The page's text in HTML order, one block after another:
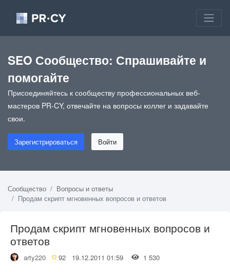
SEO Сообщество: Спрашивайте и
помогайте
Присоединяйтесь к сообществу профессиональных веб-
мастеров PR-CY, отвечайте на вопросы коллег и задавайте
свои.
Зарегистрироваться Войти
Сообщество
Вопросы и ответы
Продам скрипт мгновенных вопросов и ответов
Продам скрипт мгновенных вопросов и
ответов
arty220 92 19.12.2011 01:59 1 530